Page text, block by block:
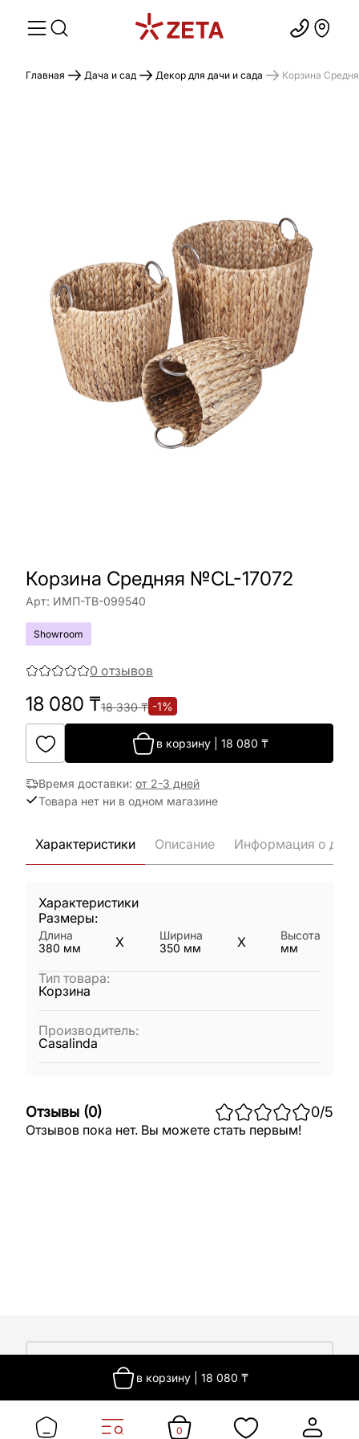
Главная Дача и сад Декор для дачи и сада Корзина
Корзина Средняя №CL-17072
Арт: ИМП-ТВ-099540
Showroom
0 отзывов
18 080 ₸18 330₸ -1%
в корзину| 18 080 ₸
Время доставки: от 2-3 дней
Товара нет ни в одном магазине
в корзину 18 080 ₸
Характеристики Описание Информация о
Характеристики
Размеры:
Длина
380 мм X
Ширина
350 мм X
Высота
мм
Тип товара:
Корзина
Производитель:
Casalinda
Отзывы (0) 0/5
Отзывов пока нет. Вы можете стать первым!
Сертификаты
Покупателям
Доставка 0